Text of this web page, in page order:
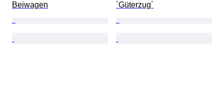
Beiwagen
´Güterzug´